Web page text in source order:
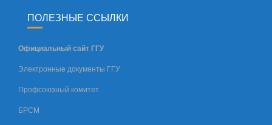
ПОЛЕЗНЫЕ ССЫЛКИ
Официальный сайт ГГУ
Электронные документы ГГУ
Профсоюзный комитет
БРСМ